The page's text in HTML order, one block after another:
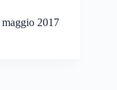
2017